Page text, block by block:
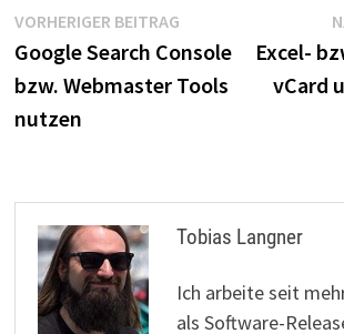
Beitragsnavigation
VORHERIGER BEITRAGVorheriger
Beitrag:
Google Search Console
bzw. Webmaster Tools
nutzen
Excel-
vCard
Tobias Langner
Ich arbeite seit
als Software-